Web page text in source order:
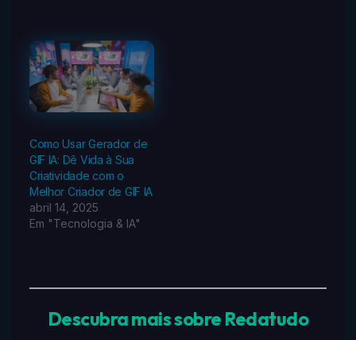
Como Usar Gerador de
GIF IA: Dê Vida à Sua
Criatividade com o
Melhor Criador de GIF IA
abril 14, 2025
Em "Tecnologia & IA"
Descubra mais sobre Redatudo